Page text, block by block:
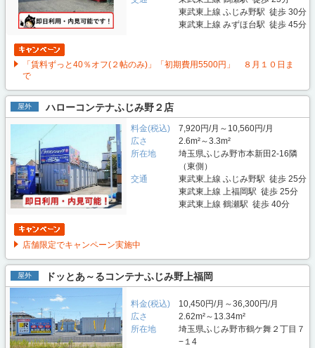
東武東上線 ふじみ野駅 徒歩 30分
東武東上線 みずほ台駅 徒歩 45分
「賃料ずっと40％オフ(２帖のみ)」「初期費用5500円」 ８月１０日ま
で
屋外 ハローコンテナふじみ野２店
料金(税込)
7,920円/月～10,560円/月
広さ
2.6m²～3.3m²
所在地
埼玉県ふじみ野市本新田2-16隣
（東側）
交通
東武東上線 ふじみ野駅 徒歩 25分
東武東上線 上福岡駅 徒歩 25分
東武東上線 鶴瀬駅 徒歩 40分
店舗限定でキャンペーン実施中
屋外 ドッとあ～るコンテナふじみ野上福岡
料金(税込)
10,450円/月～36,300円/月
広さ
2.62m²～13.34m²
所在地
埼玉県ふじみ野市鶴ケ舞２丁目７
−１4